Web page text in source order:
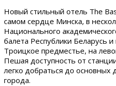
Новый стильный отель The
самом сердце Минска, в
Национального
балета Республики Беларусь
Троицкое предместье, на
Пешая доступность от
легко добраться до основных
города.